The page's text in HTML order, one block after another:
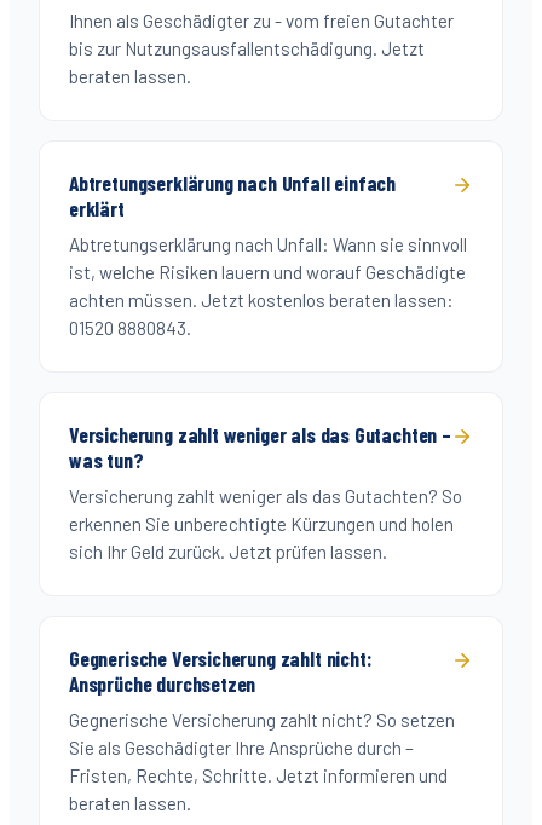
Ihnen als Geschädigter zu - vom freien Gutachter
bis zur Nutzungsausfallentschädigung. Jetzt
beraten lassen.
Abtretungserklärung nach Unfall einfach
erklärt
Abtretungserklärung nach Unfall: Wann sie sinnvoll
ist, welche Risiken lauern und worauf Geschädigte
achten müssen. Jetzt kostenlos beraten lassen:
01520 8880843.
Versicherung zahlt weniger als das Gutachten –
was tun?
Versicherung zahlt weniger als das Gutachten? So
erkennen Sie unberechtigte Kürzungen und holen
sich Ihr Geld zurück. Jetzt prüfen lassen.
Gegnerische Versicherung zahlt nicht:
Ansprüche durchsetzen
Gegnerische Versicherung zahlt nicht? So setzen
Sie als Geschädigter Ihre Ansprüche durch –
Fristen, Rechte, Schritte. Jetzt informieren und
beraten lassen.